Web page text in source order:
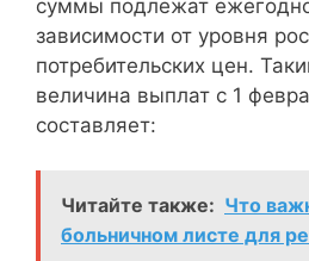
суммы подлежат
зависимости от уровня
потребительских цен.
величина выплат с 1
составляет:
Читайте также: Что
больничном листе для